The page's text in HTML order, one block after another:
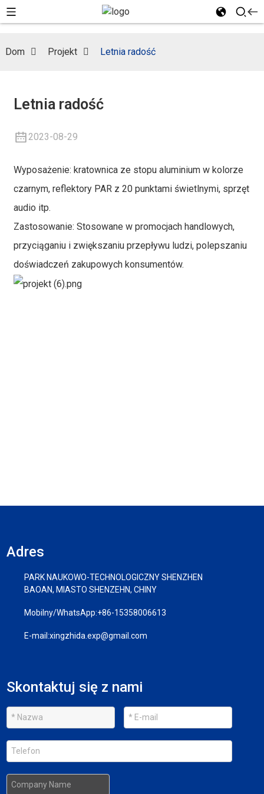
Dom Projekt Letnia radość
Letnia radość
2023-08-29
Wyposażenie: kratownica ze stopu aluminium w kolorze
czarnym, reflektory PAR z 20 punktami świetlnymi, sprzęt
audio itp.
Zastosowanie: Stosowane w promocjach handlowych,
przyciąganiu i zwiększaniu przepływu ludzi, polepszaniu
doświadczeń zakupowych konsumentów.
Adres
PARK NAUKOWO-TECHNOLOGICZNY SHENZHEN
BAOAN, MIASTO SHENZEHN, CHINY
Mobilny/WhatsApp:+86-15358006613
E-mail:xingzhida.exp@gmail.com
Skontaktuj się z nami